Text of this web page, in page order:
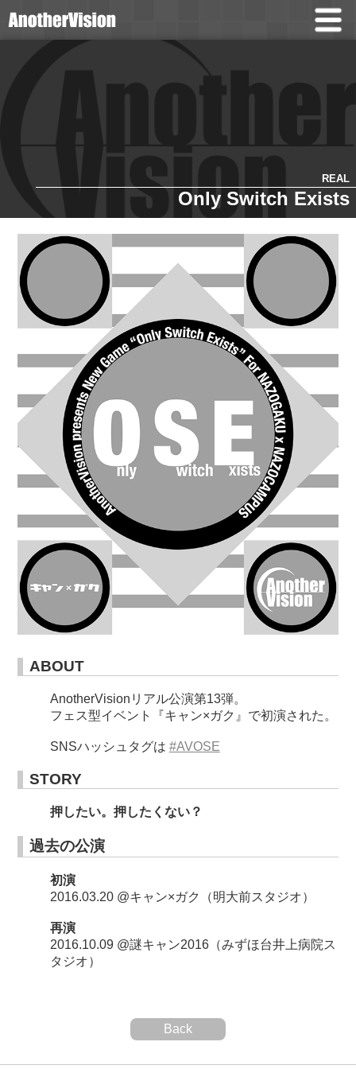
REAL
Only Switch Exists
ABOUT
AnotherVisionリアル公演第13弾。
フェス型イベント『キャン×ガク』で初演された。
SNSハッシュタグは #AVOSE
STORY
押したい。押したくない？
過去の公演
初演
2016.03.20 @キャン×ガク（明大前スタジオ）
再演
2016.10.09 @謎キャン2016（みずほ台井上病院ス
タジオ）
Back